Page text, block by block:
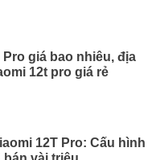
Pro giá bao nhiêu, địa
12t pro giá rẻ
12T Pro: Cấu hình